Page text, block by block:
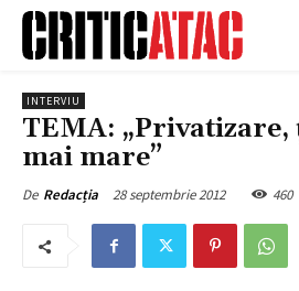
INTERVIU
TEMA: „Privatizare,
mai mare”
De Redacția 28 septembrie 2012 460